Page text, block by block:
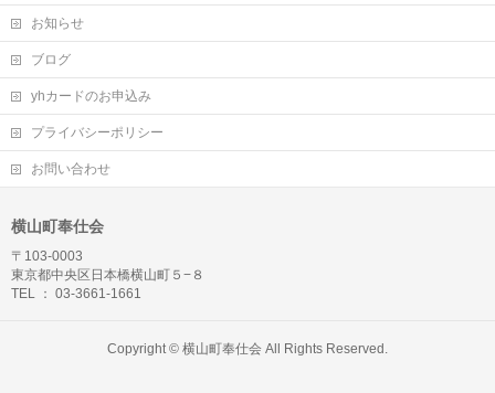
お知らせ
ブログ
yhカードのお申込み
プライバシーポリシー
お問い合わせ
横山町奉仕会
〒103-0003
東京都中央区日本橋横山町５−８
TEL ： 03-3661-1661
Copyright © 横山町奉仕会All Rights Reserved.